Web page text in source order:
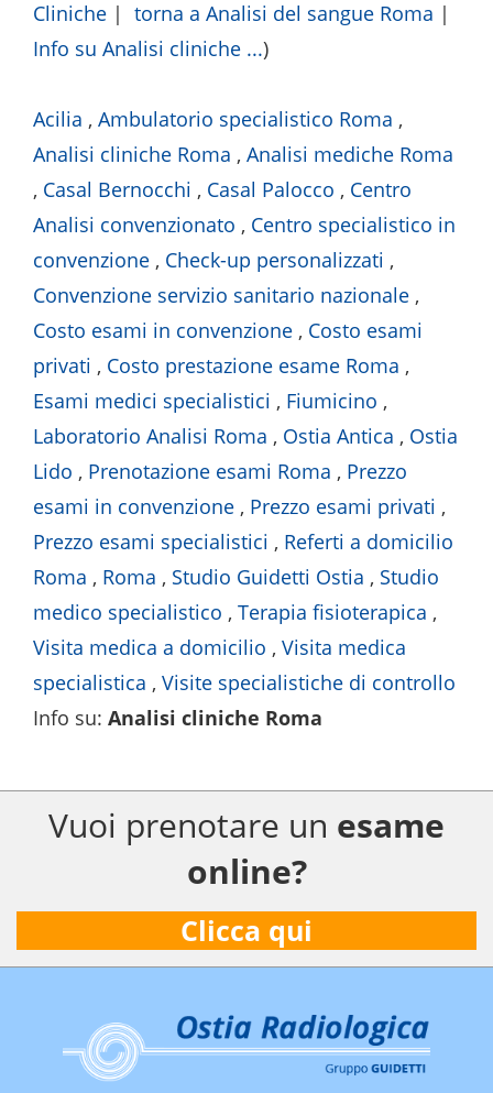
Cliniche | torna a Analisi del sangue Roma |
Info su Analisi cliniche ...)
Acilia , Ambulatorio specialistico Roma ,
Analisi cliniche Roma , Analisi mediche Roma
, Casal Bernocchi , Casal Palocco , Centro
Analisi convenzionato , Centro specialistico in
convenzione , Check-up personalizzati ,
Convenzione servizio sanitario nazionale ,
Costo esami in convenzione , Costo esami
privati , Costo prestazione esame Roma ,
Esami medici specialistici , Fiumicino ,
Laboratorio Analisi Roma , Ostia Antica , Ostia
Lido , Prenotazione esami Roma , Prezzo
esami in convenzione , Prezzo esami privati ,
Prezzo esami specialistici , Referti a domicilio
Roma , Roma , Studio Guidetti Ostia , Studio
medico specialistico , Terapia fisioterapica ,
Visita medica a domicilio , Visita medica
specialistica , Visite specialistiche di controllo
Info su: Analisi cliniche Roma
Vuoi prenotare un esame
online?
Clicca qui